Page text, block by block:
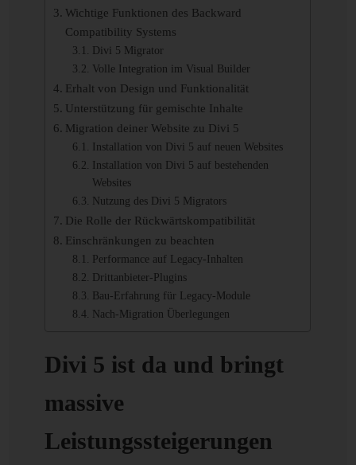
Wichtige Funktionen des Backward
Compatibility Systems
Divi 5 Migrator
Volle Integration im Visual Builder
Erhalt von Design und Funktionalität
Unterstützung für gemischte Inhalte
Migration deiner Website zu Divi 5
Installation von Divi 5 auf neuen Websites
Installation von Divi 5 auf bestehenden
Websites
Nutzung des Divi 5 Migrators
Die Rolle der Rückwärtskompatibilität
Einschränkungen zu beachten
Performance auf Legacy-Inhalten
Drittanbieter-Plugins
Bau-Erfahrung für Legacy-Module
Nach-Migration Überlegungen
Divi 5 ist da und bringt
massive
Leistungssteigerungen